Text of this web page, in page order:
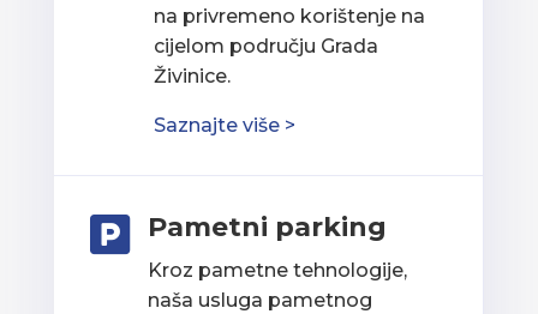
na privremeno korištenje na
cijelom području Grada
Živinice.
Saznajte više >
 Pametni parking
Kroz pametne tehnologije,
naša usluga pametnog